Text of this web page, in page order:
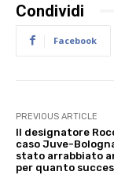
Condividi
Facebook
PREVIOUS ARTICLE
Il designatore
caso Juve-
stato arrabbiato
per quanto